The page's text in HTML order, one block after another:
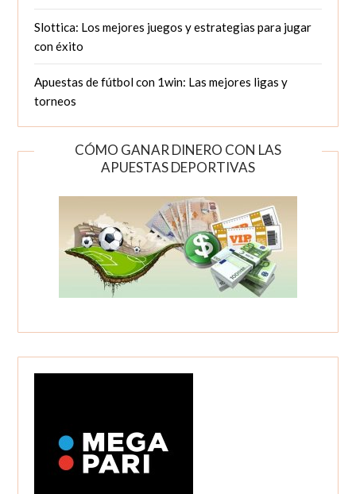
Slottica: Los mejores juegos y estrategias para jugar
con éxito
Apuestas de fútbol con 1win: Las mejores ligas y
torneos
CÓMO GANAR DINERO CON LAS
APUESTAS DEPORTIVAS